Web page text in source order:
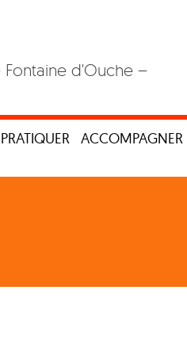
d'Ouche –
PRATIQUER ACCOMPAGNER